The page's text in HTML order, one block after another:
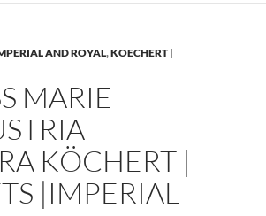
AND ROYAL,KOECHERT |
MARIE
KÖCHERT |
|IMPERIAL